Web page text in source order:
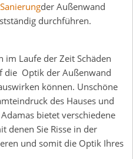
Sanierungder Außenwand
durchführen.
im Laufe der Zeit Schäden
die Optik der Außenwand
können. Unschöne
des Hauses und
bietet verschiedene
denen Sie Risse in der
und somit die Optik Ihres